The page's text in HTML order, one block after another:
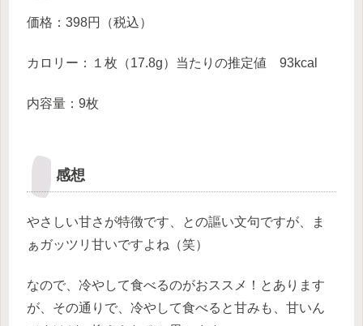
価格：398円（税込）
カロリー：１枚（17.8g）当たりの推定値 93kcal
内容量：9枚
感想
やさしい甘さが特徴です、との謳い文句ですが、ま
ぁガッツリ甘いですよね（笑）
なので、冷やして食べるのがおススメ！とあります
が、その通りで、冷やして食べると甘みも、甘いん